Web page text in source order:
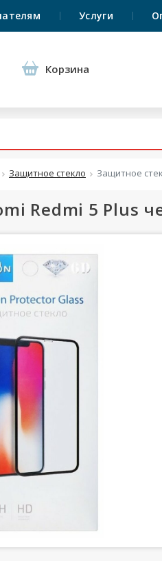
Услуги
Корзина
Защитное стекло Защитное
Redmi 5 Plus